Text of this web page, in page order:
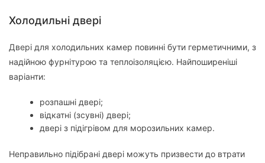
Холодильні двері
Двері для холодильних камер повинні бути герметичними, з
надійною фурнітурою та теплоізоляцією. Найпоширеніші
варіанти:
розпашні двері;
відкатні (зсувні) двері;
двері з підігрівом для морозильних камер.
Неправильно підібрані двері можуть призвести до втрати